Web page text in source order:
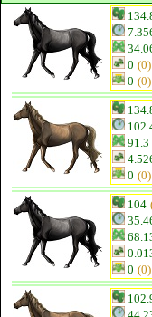
0 (0)
0 (0)
91.3
0 (0)
104
0 (0)